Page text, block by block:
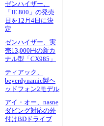
ゼンハイザー、
「IE 800」の発売
日を12月4日に決
定
ゼンハイザー、実
売13,000円の新カ
ナル型「CX985」
ティアック、
beyerdynamic製ヘ
ッドフォン2モデル
アイ・オー、nasne
ダビング対応の外
付けBDドライブ